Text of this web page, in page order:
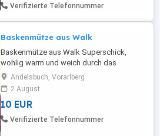
Verifizierte Telefonnummer
Baskenmütze aus Walk
Baskenmütze aus Walk Superschick,
wohlig warm und weich durch das
kuschelige Jersey-Futter. - Bioqualität,
GOTS zertifiziert - Gr.52 - Farbe
Brombeere - Futter: Jersey, 100 %
Baumwolle (k.b.A.) 10,- gebraucht, sehr
guter Zustand Privatverkauf, keine
Andelsbuch, Vorarlberg
2 August
10 EUR
Verifizierte Telefonnummer